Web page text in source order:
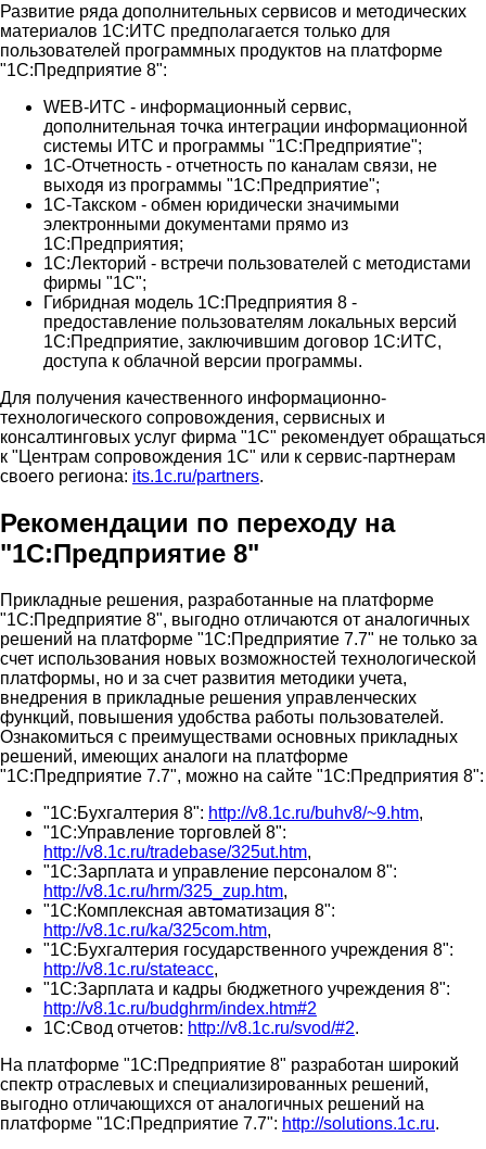
Развитие ряда дополнительных сервисов и методических
материалов 1С:ИТС предполагается только для
пользователей программных продуктов на платформе
"1С:Предприятие 8":
WEB-ИТС - информационный сервис,
дополнительная точка интеграции информационной
системы ИТС и программы "1С:Предприятие";
1С-Отчетность - отчетность по каналам связи, не
выходя из программы "1С:Предприятие";
1С-Такском - обмен юридически значимыми
электронными документами прямо из
1С:Предприятия;
1С:Лекторий - встречи пользователей с методистами
фирмы "1С";
Гибридная модель 1С:Предприятия 8 -
предоставление пользователям локальных версий
1С:Предприятие, заключившим договор 1С:ИТС,
доступа к облачной версии программы.
Для получения качественного информационно-
технологического сопровождения, сервисных и
консалтинговых услуг фирма "1С" рекомендует обращаться
к "Центрам сопровождения 1С" или к сервис-партнерам
своего региона: its.1c.ru/partners.
Рекомендации по переходу на
"1С:Предприятие 8"
Прикладные решения, разработанные на платформе
"1С:Предприятие 8", выгодно отличаются от аналогичных
решений на платформе "1С:Предприятие 7.7" не только за
счет использования новых возможностей технологической
платформы, но и за счет развития методики учета,
внедрения в прикладные решения управленческих
функций, повышения удобства работы пользователей.
Ознакомиться с преимуществами основных прикладных
решений, имеющих аналоги на платформе
"1С:Предприятие 7.7", можно на сайте "1С:Предприятия 8":
"1С:Бухгалтерия 8": http://v8.1c.ru/buhv8/~9.htm,
"1С:Управление торговлей 8":
http://v8.1c.ru/tradebase/325ut.htm,
"1С:Зарплата и управление персоналом 8":
http://v8.1c.ru/hrm/325_zup.htm,
"1С:Комплексная автоматизация 8":
http://v8.1c.ru/ka/325com.htm,
"1С:Бухгалтерия государственного учреждения 8":
http://v8.1c.ru/stateacc,
"1С:Зарплата и кадры бюджетного учреждения 8":
http://v8.1c.ru/budghrm/index.htm#2
1С:Свод отчетов: http://v8.1c.ru/svod/#2.
На платформе "1С:Предприятие 8" разработан широкий
спектр отраслевых и специализированных решений,
выгодно отличающихся от аналогичных решений на
платформе "1С:Предприятие 7.7": http://solutions.1c.ru.